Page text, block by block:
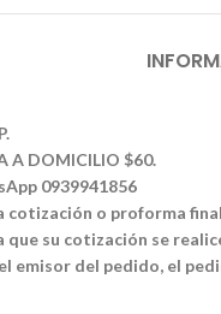
A DOMICILIO $60.
0939941856
cotización o proforma
su cotización se
emisor del pedido, el